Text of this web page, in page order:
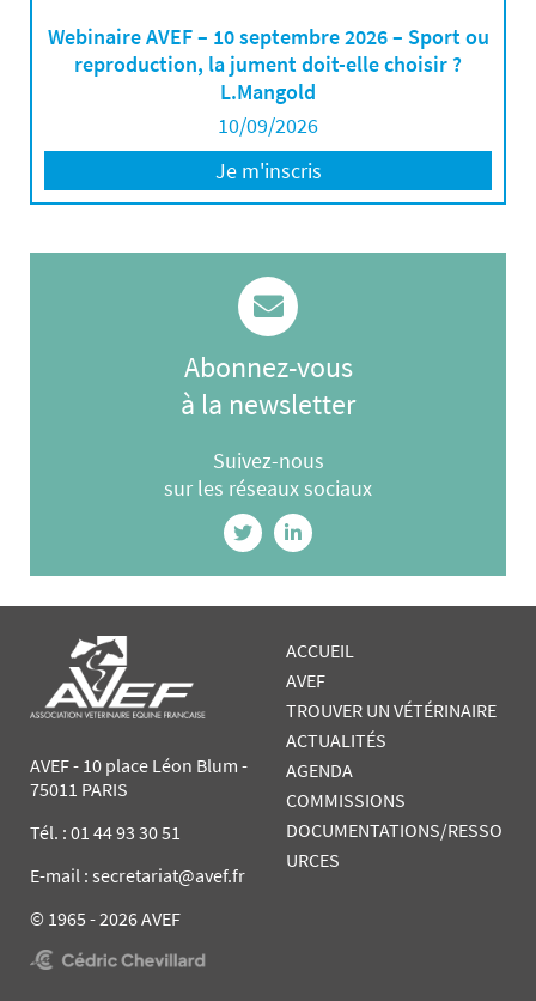
Webinaire AVEF – 10 septembre 2026 – Sport ou
reproduction, la jument doit-elle choisir ?
L.Mangold
10/09/2026
Je m'inscris
Abonnez-vous
à la newsletter
Suivez-nous
sur les réseaux sociaux
AVEF - 10 place Léon Blum -
75011 PARIS
Tél. : 01 44 93 30 51
E-mail : secretariat@avef.fr
© 1965 - 2026 AVEF
ACCUEIL
AVEF
TROUVER UN VÉTÉRINAIRE
ACTUALITÉS
AGENDA
COMMISSIONS
DOCUMENTATIONS/RESSO
URCES